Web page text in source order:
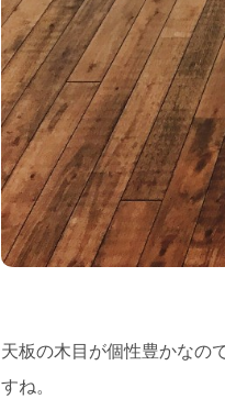
天板の木目が個性豊かなの
すね。